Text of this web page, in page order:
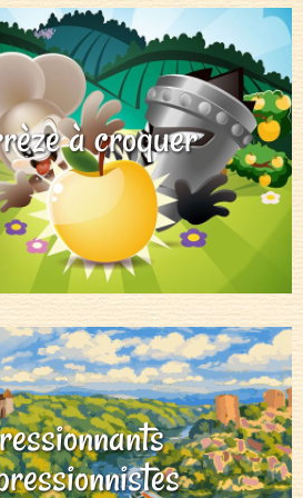
à croquer